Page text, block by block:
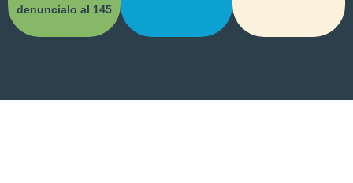
denuncialo al 145